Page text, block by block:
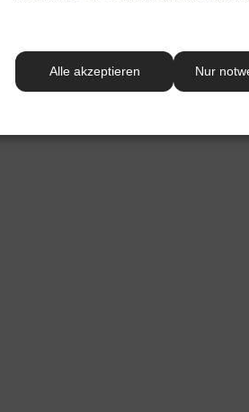
Alle akzeptieren Nur